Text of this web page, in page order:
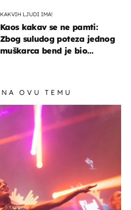
KAKVIH LJUDI IMA!
Kaos kakav se ne pamti:
Zbog suludog poteza jednog
muškarca bend je bio
NA OVU TEMU